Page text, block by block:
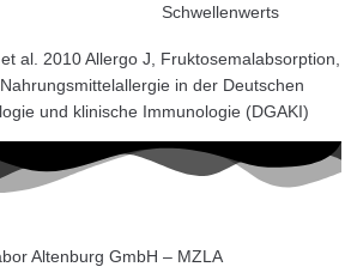
Schwellenwerts
al. 2010 Allergo J, Fruktosemalabsorption,
in der Deutschen
und klinische Immunologie (DGAKI)
Altenburg GmbH – MZLA